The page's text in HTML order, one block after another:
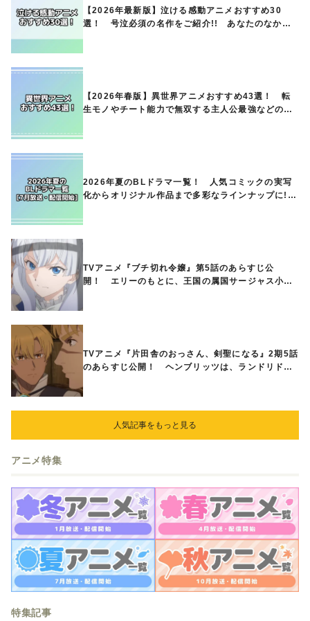
【2026年最新版】泣ける感動アニメおすすめ30
選！ 号泣必須の名作をご紹介!! あなたのなかの
【2026年春版】異世界アニメおすすめ43選！ 転
生モノやチート能力で無双する主人公最強などの人
2026年夏のBLドラマ一覧！ 人気コミックの実写
化からオリジナル作品まで多彩なラインナップに!!
TVアニメ『ブチ切れ令嬢』第5話のあらすじ公
開！ エリーのもとに、王国の属国サージャス小王
TVアニメ『片田舎のおっさん、剣聖になる』2期5話
のあらすじ公開！ ヘンブリッツは、ランドリドに
人気記事をもっと見る
アニメ特集
特集記事